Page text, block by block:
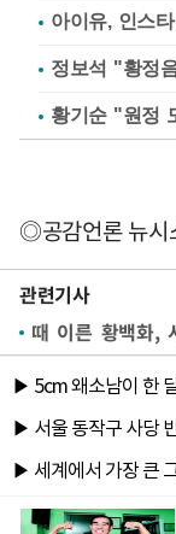
아이유, 인스
정보석 "황정
황기순 "원정
◎공감언론 뉴시
관련기사
때 이른 황백화,